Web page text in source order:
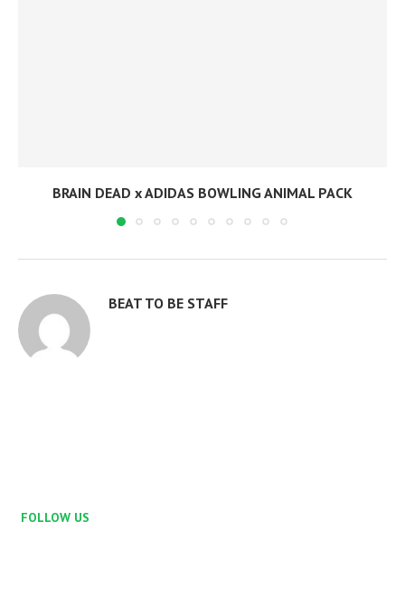
BRAIN DEAD x ADIDAS BOWLING ANIMAL PACK
BEAT TO BE STAFF
FOLLOW US